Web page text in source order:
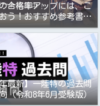
合格率アップには、こ
う！おすすめ参考書＆
問題集アンケート
最新】一陸特の過去問
（令和8年6月受験版）